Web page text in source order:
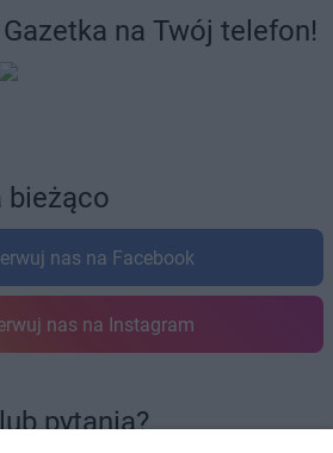
na Twój telefon!
bieżąco
nas na Facebook
nas na Instagram
pytania?